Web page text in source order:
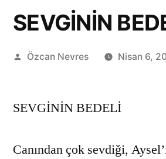
SEVGİNİN
Gönderen:
Özcan Nevres Nisan 6,
SEVGİNİN BEDELİ
Canından çok sevdiği,